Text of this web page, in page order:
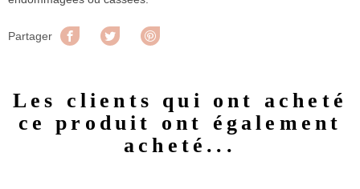
Partager Partager Tweet
Les clients qui ont acheté
ce produit ont également
acheté...